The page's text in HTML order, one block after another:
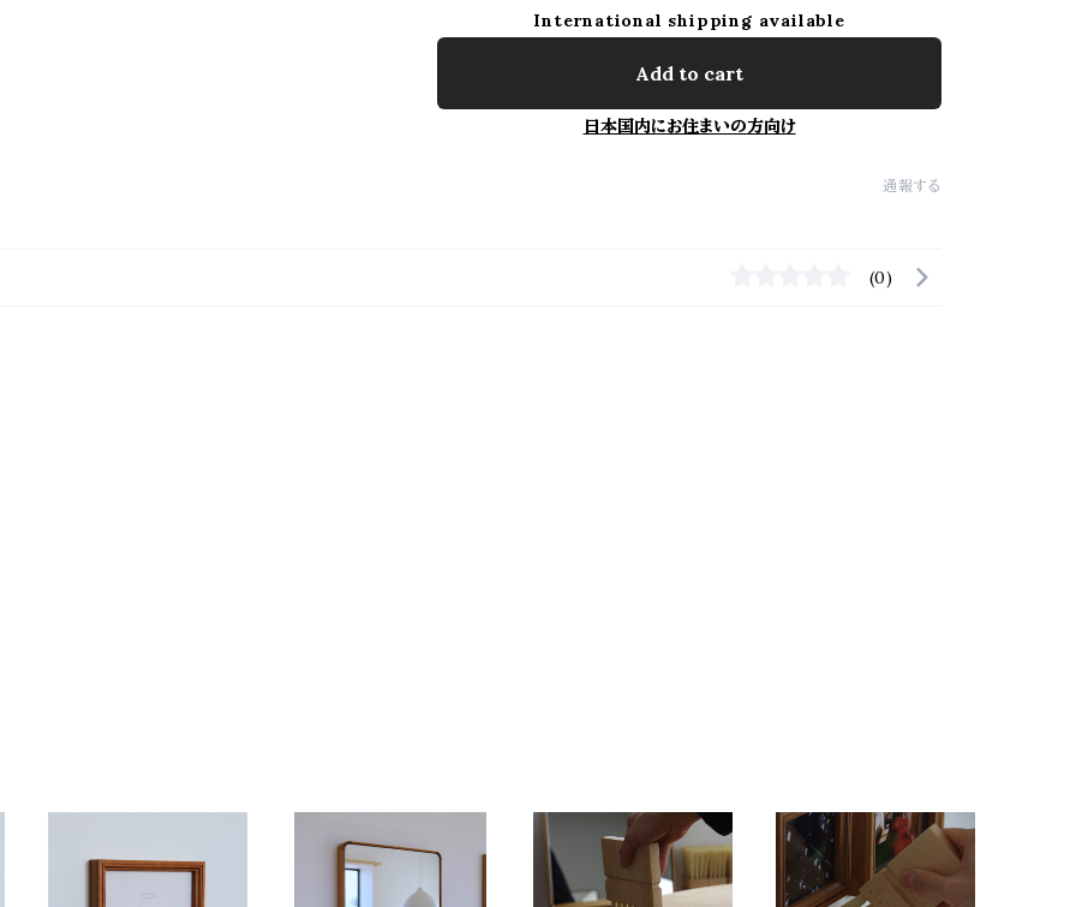
International shipping available
Add to cart
日本国内にお住まいの方向け
通報する
(0)